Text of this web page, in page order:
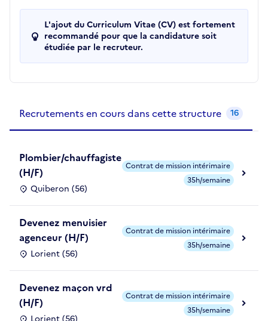
L'ajout du Curriculum Vitae (CV) est fortement
recommandé pour que la candidature soit
étudiée par le recruteur.
Recrutements en cours dans cette structure 16
Plombier/chauffagiste
(H/F)
Quiberon (56)
Contrat de mission intérimaire
35h/semaine
Devenez menuisier
agenceur (H/F)
Lorient (56)
Contrat de mission intérimaire
35h/semaine
Devenez maçon vrd
(H/F)
Contrat de mission intérimaire
35h/semaine